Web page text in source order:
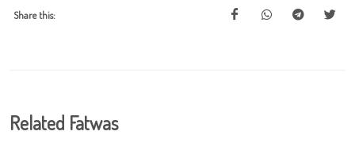
Share this:
Related Fatwas